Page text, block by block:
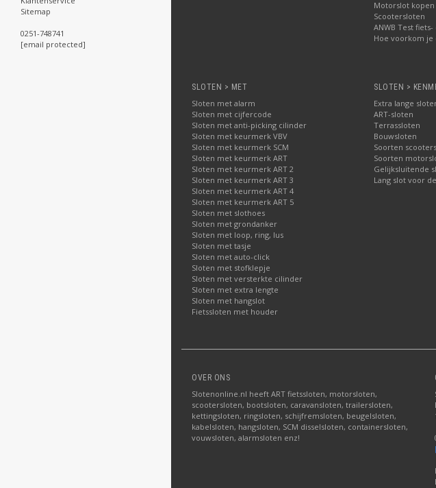
Sitemap
0251-748741
[email protected]
Motorslot kopen
Scootersloten
ANWB Test
Hoe voorkom je
SLOTEN > MET
Sloten met alarm
Sloten met cijfercode
Sloten met anti-picking cilinder
Sloten met keurmerk VBV
Sloten met keurmerk SCM
Sloten met keurmerk ART
Sloten met keurmerk ART 2
Sloten met keurmerk ART 3
Sloten met keurmerk ART 4
Sloten met keurmerk ART 5
Sloten met slothoes
Sloten met grondanker
Sloten met loop, ring, lus
Sloten met tasje
Sloten met auto-click
Sloten met stofklepje
Sloten met versterkte cilinder
Sloten met extra lengte
Sloten met hangslot
Fietssloten met houder
SLOTEN >
Extra lange
ART-sloten
Terrassloten
Bouwsloten
Soorten
Soorten
Gelijksluitende
Lang slot voor
OVER ONS
Slotenonline.nl heeft ART fietssloten, motorsloten,
scootersloten, bootsloten, caravansloten, trailersloten,
kettingsloten, ringsloten, schijfremsloten, beugelsloten,
kabelsloten, hangsloten, SCM disselsloten, containersloten,
vouwsloten, alarmsloten enz!